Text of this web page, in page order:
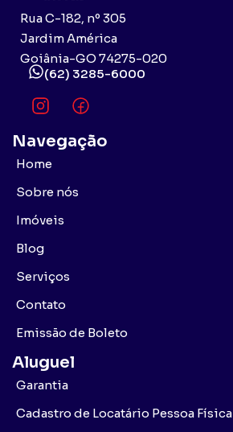
Rua C-182, nº 305
Jardim América
Goiânia-GO 74275-020
(62) 3285-6000
Navegação
Home
Sobre nós
Imóveis
Blog
Serviços
Contato
Emissão de Boleto
Aluguel
Garantia
Cadastro de Locatário Pessoa Física